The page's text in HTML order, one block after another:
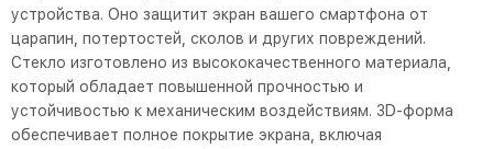
устройства. Оно защитит экран вашего смартфона от
царапин, потертостей, сколов и других повреждений.
Стекло изготовлено из высококачественного материала,
который обладает повышенной прочностью и
устойчивостью к механическим воздействиям. 3D-форма
обеспечивает полное покрытие экрана, включая